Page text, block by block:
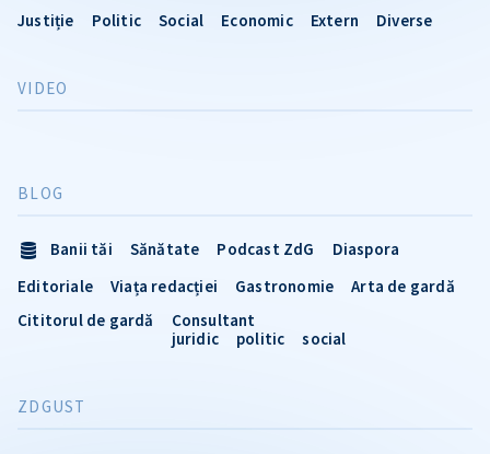
Justiție Politic Social Economic Extern Diverse
VIDEO
BLOG
Banii tăi Sănătate Podcast ZdG
Diaspora
Editoriale
Viața redacției Gastronomie
Arta de gardă
Cititorul de gardă
Consultant
juridic
politic social
ZDGUST